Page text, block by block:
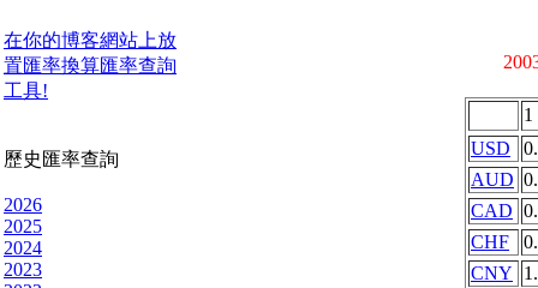
在你的博客網站上放
置匯率換算匯率查詢
工具!
歷史匯率查詢
2026
2025
2024
2023
1
USD
AUD
CAD
CHF
CNY